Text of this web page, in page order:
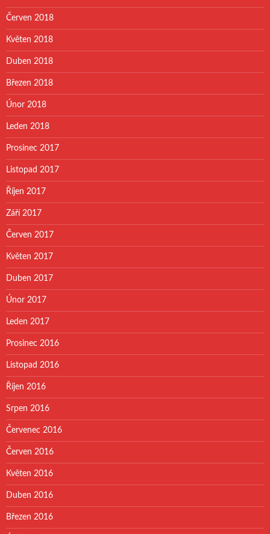
Červen 2018
Květen 2018
Duben 2018
Březen 2018
Únor 2018
Leden 2018
Prosinec 2017
Listopad 2017
Říjen 2017
Září 2017
Červen 2017
Květen 2017
Duben 2017
Únor 2017
Leden 2017
Prosinec 2016
Listopad 2016
Říjen 2016
Srpen 2016
Červenec 2016
Červen 2016
Květen 2016
Duben 2016
Březen 2016